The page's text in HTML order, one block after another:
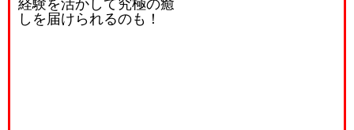
経験を活かして究極の癒
しを届けられるのも！